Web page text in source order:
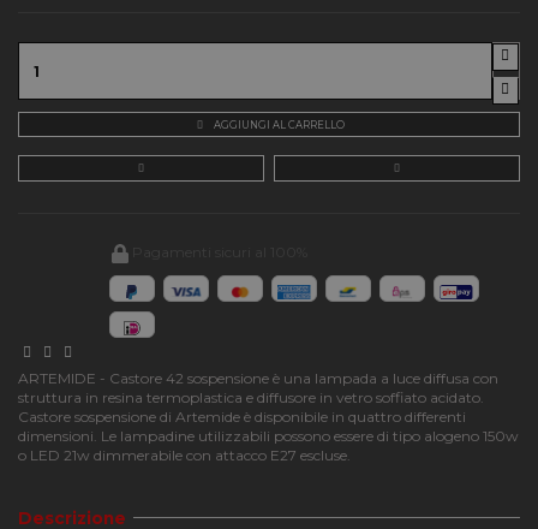
AGGIUNGI AL CARRELLO
ARTEMIDE - Castore 42 sospensione è una lampada a luce diffusa con
struttura in resina termoplastica e diffusore in vetro soffiato acidato.
Castore sospensione di Artemide è disponibile in quattro differenti
dimensioni. Le lampadine utilizzabili possono essere di tipo alogeno 150w
o LED 21w dimmerabile con attacco E27 escluse.
Descrizione